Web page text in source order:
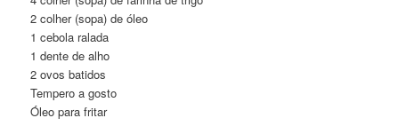
2 colher (sopa) de óleo
1 cebola ralada
1 dente de alho
2 ovos batidos
Tempero a gosto
Óleo para fritar